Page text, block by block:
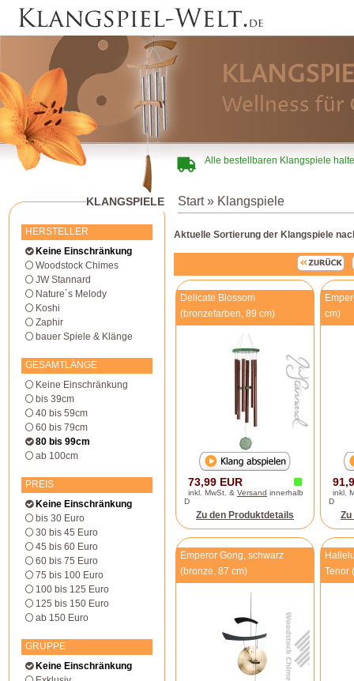
Wellness für
Alle bestellbaren Klangspiele
KLANGSPIELE
HERSTELLER
Keine Einschränkung
Woodstock Chimes
JW Stannard
Nature´s Melody
Koshi
Zaphir
bauer Spiele & Klänge
GESAMTLÄNGE
Keine Einschränkung
bis 39cm
40 bis 59cm
60 bis 79cm
80 bis 99cm
ab 100cm
PREIS
Keine Einschränkung
bis 30 Euro
30 bis 45 Euro
45 bis 60 Euro
60 bis 75 Euro
75 bis 100 Euro
100 bis 125 Euro
125 bis 150 Euro
ab 150 Euro
GRUPPE
Keine Einschränkung
Start» Klangspiele
Aktuelle Sortierung der Klangspiele
Delicate Blossom
(bronzefarben, 89 cm)
73,99 EUR
inkl. MwSt. & Versand innerhalb
D
Zu den Produktdetails
cm)
inkl.
D
Emperor Gong, schwarz
(bronze, 87 cm)
Tenor